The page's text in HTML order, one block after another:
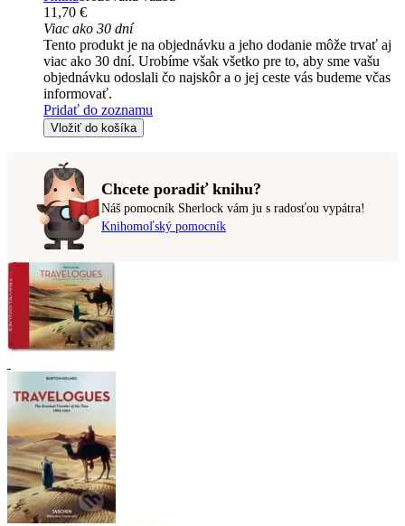
11,70 €
Viac ako 30 dní
Tento produkt je na objednávku a jeho dodanie môže trvať aj
viac ako 30 dní. Urobíme však všetko pre to, aby sme vašu
objednávku odoslali čo najskôr a o jej ceste vás budeme včas
informovať.
Pridať do zoznamu
Vložiť do košíka
Chcete poradiť knihu?
Náš pomocník Sherlock vám ju s radosťou vypátra!
Knihomoľský pomocník